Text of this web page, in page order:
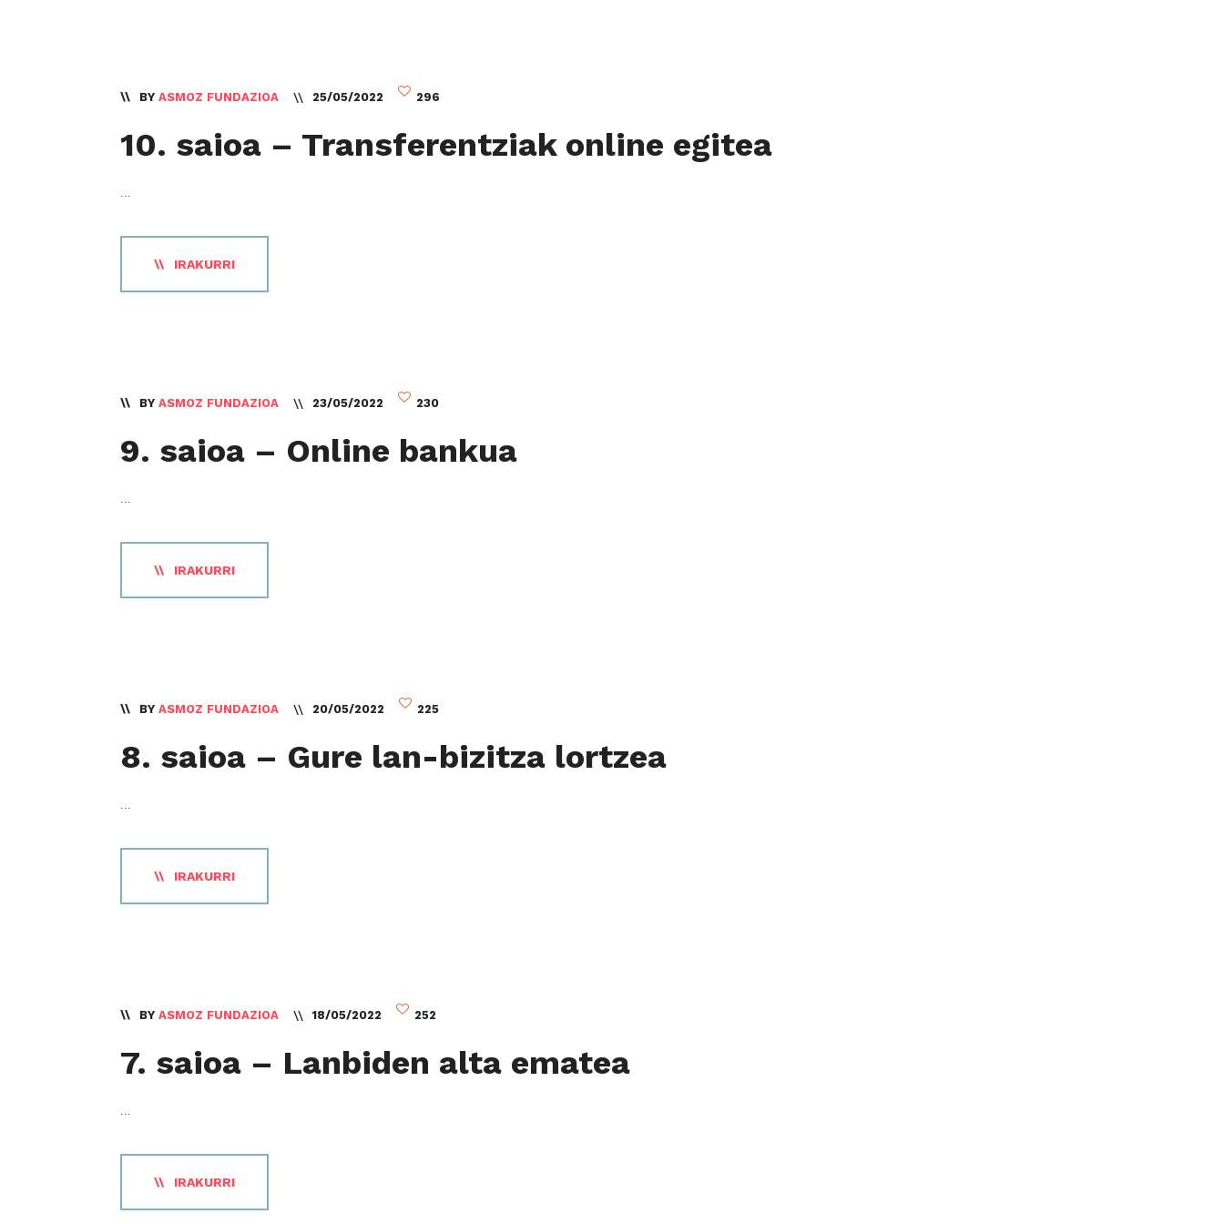
BY ASMOZ FUNDAZIOA 25/05/2022 296
10. saioa – Transferentziak online egitea
...
IRAKURRI
BY ASMOZ FUNDAZIOA 23/05/2022 230
9. saioa – Online bankua
...
IRAKURRI
BY ASMOZ FUNDAZIOA 20/05/2022 225
8. saioa – Gure lan-bizitza lortzea
...
IRAKURRI
BY ASMOZ FUNDAZIOA 18/05/2022 252
7. saioa – Lanbiden alta ematea
...
IRAKURRI